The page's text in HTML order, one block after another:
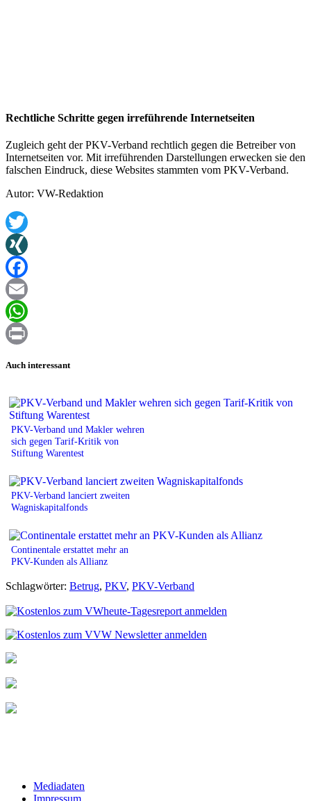
Rechtliche Schritte gegen irreführende Internetseiten
Zugleich geht der PKV-Verband rechtlich gegen die Betreiber von
Internetseiten vor. Mit irreführenden Darstellungen erwecken sie den
falschen Eindruck, diese Websites stammten vom PKV-Verband.
Autor: VW-Redaktion
Twitter
XING
Facebook
Email
WhatsApp
Auch interessant
PKV-Verband und Makler wehren
sich gegen Tarif-Kritik von
Stiftung Warentest
PKV-Verband lanciert zweiten
Wagniskapitalfonds
Continentale erstattet mehr an
PKV-Kunden als Allianz
Schlagwörter: Betrug, PKV, PKV-Verband
Mediadaten